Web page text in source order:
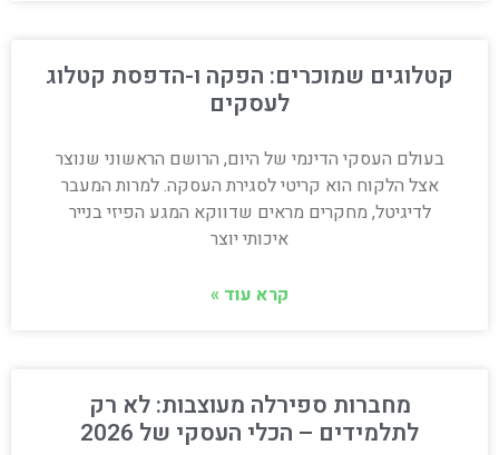
קטלוגים שמוכרים: הפקה ו-הדפסת קטלוג
לעסקים
בעולם העסקי הדינמי של היום, הרושם הראשוני שנוצר
אצל הלקוח הוא קריטי לסגירת העסקה. למרות המעבר
לדיגיטל, מחקרים מראים שדווקא המגע הפיזי בנייר
איכותי יוצר
קרא עוד »
מחברות ספירלה מעוצבות: לא רק
לתלמידים – הכלי העסקי של 2026